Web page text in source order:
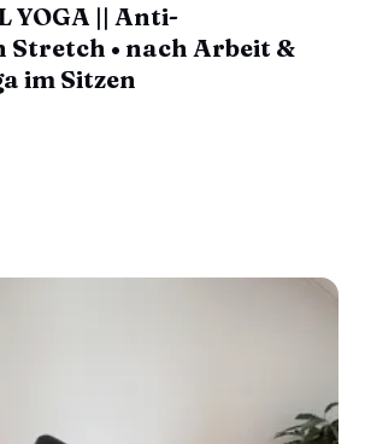
YOGA || Anti-
Stretch • nach Arbeit &
im Sitzen